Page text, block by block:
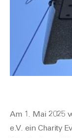
Am 1. Mai 2025
e.V. ein Charity